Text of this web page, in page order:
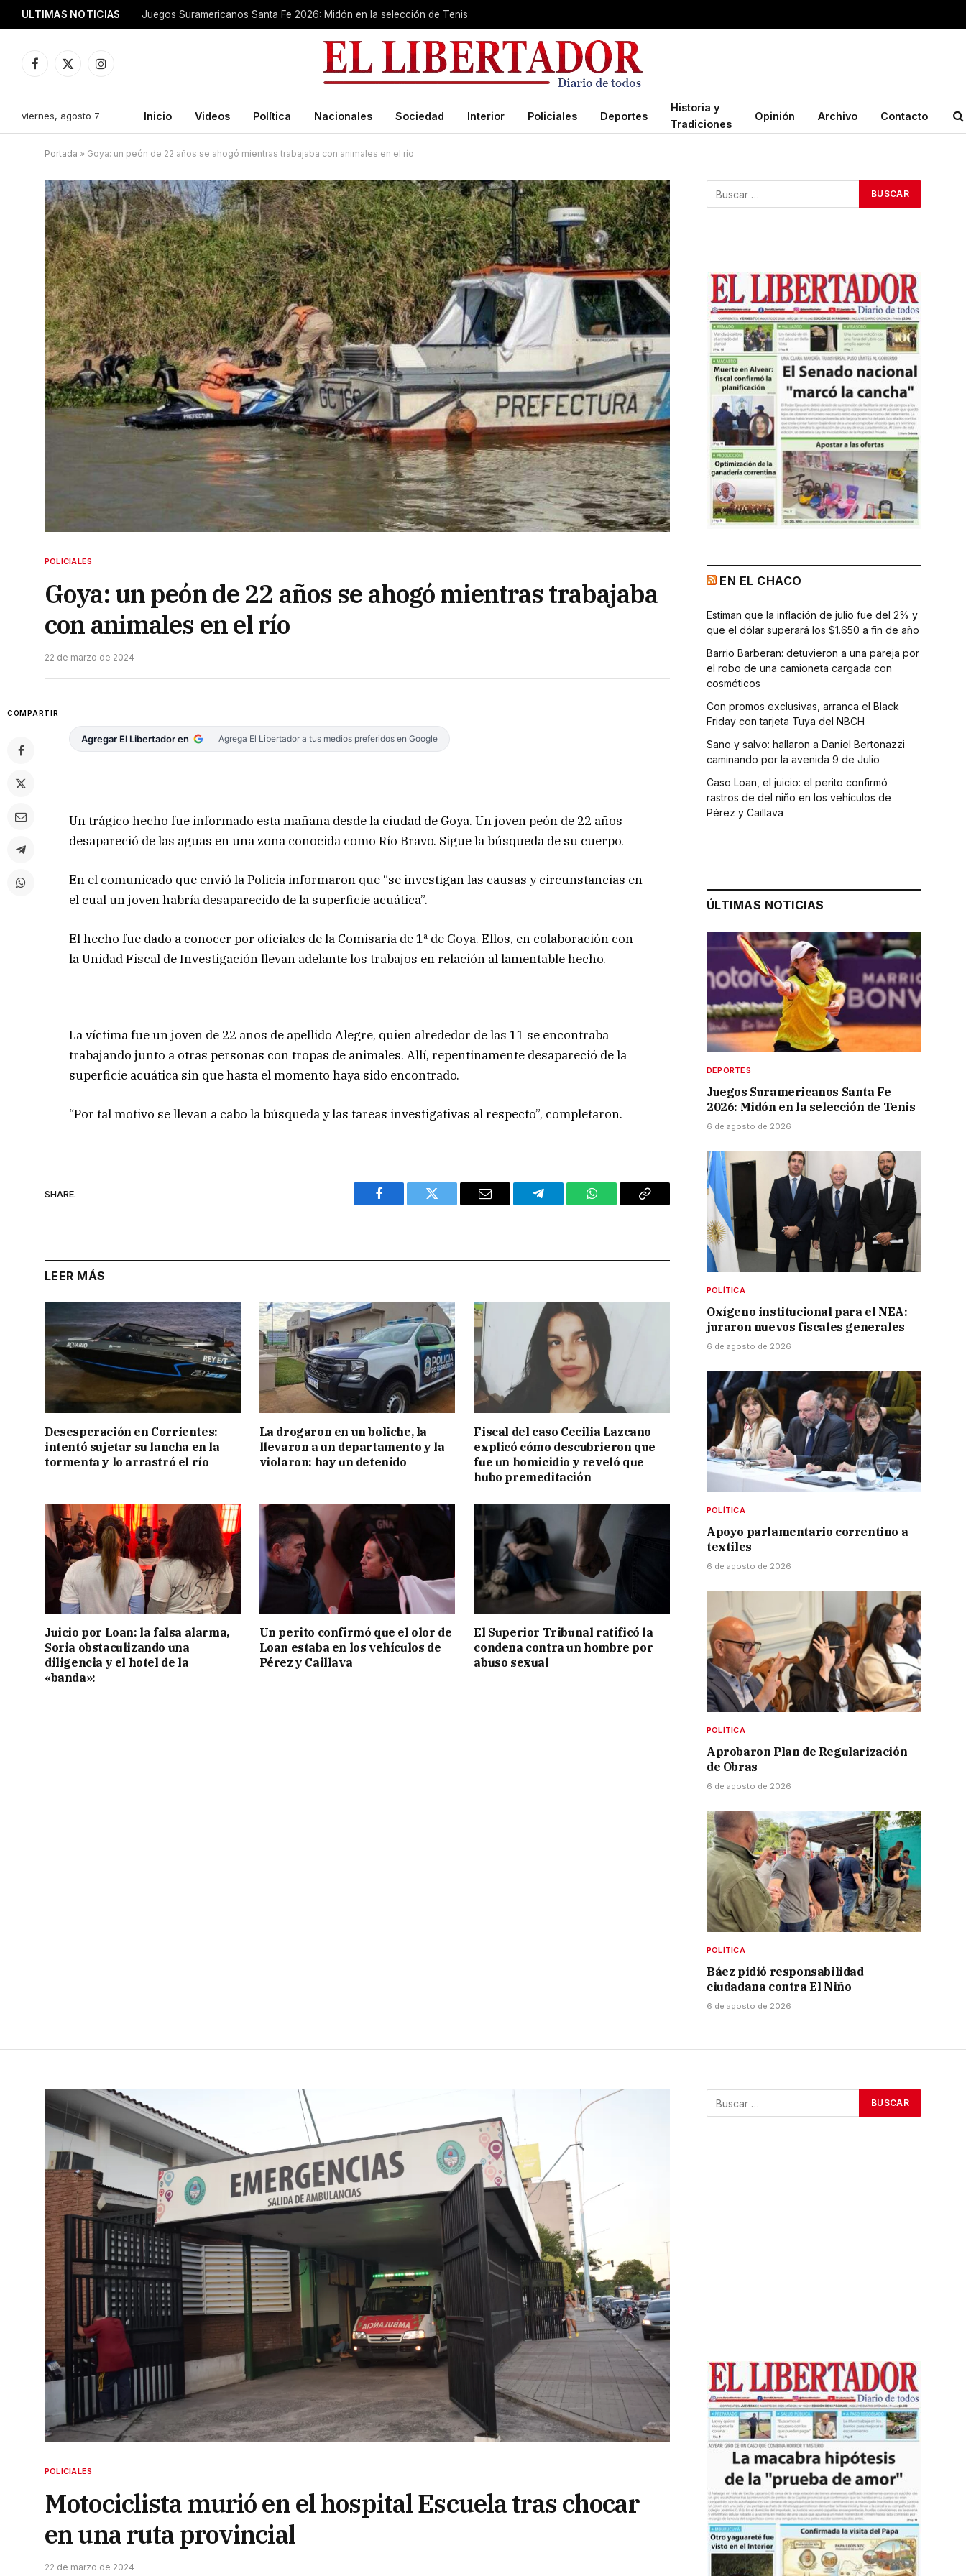
ULTIMAS NOTICIAS Juegos Suramericanos Santa Fe 2026: Midón en la selección de Tenis
Facebook
X
Instagram
viernes, agosto 7 Inicio Videos Política Nacionales Sociedad Interior Policiales Deportes
Historia y
Tradiciones
Opinión Archivo Contacto
Portada » Goya: un peón de 22 años se ahogó mientras trabajaba con animales en el río
POLICIALES
Goya: un peón de 22 años se ahogó mientras trabajaba
con animales en el río
22 de marzo de 2024
COMPARTIR
Agregar El Libertador en Agrega El Libertador a tus medios preferidos en Google
Un trágico hecho fue informado esta mañana desde la ciudad de Goya. Un joven peón de 22 años
desapareció de las aguas en una zona conocida como Río Bravo. Sigue la búsqueda de su cuerpo.
En el comunicado que envió la Policía informaron que “se investigan las causas y circunstancias en
el cual un joven habría desaparecido de la superficie acuática”.
El hecho fue dado a conocer por oficiales de la Comisaria de 1ª de Goya. Ellos, en colaboración con
la Unidad Fiscal de Investigación llevan adelante los trabajos en relación al lamentable hecho.
La víctima fue un joven de 22 años de apellido Alegre, quien alrededor de las 11 se encontraba
trabajando junto a otras personas con tropas de animales. Allí, repentinamente desapareció de la
superficie acuática sin que hasta el momento haya sido encontrado.
“Por tal motivo se llevan a cabo la búsqueda y las tareas investigativas al respecto”, completaron.
SHARE.
Facebook Twitter Email Telegram WhatsAppCopy
LEER MÁS
Desesperación en Corrientes:
intentó sujetar su lancha en la
tormenta y lo arrastró el río
La drogaron en un boliche, la
llevaron a un departamento y la
violaron: hay un detenido
Fiscal del caso Cecilia Lazcano
explicó cómo descubrieron que
fue un homicidio y reveló que
hubo premeditación
Juicio por Loan: la falsa alarma,
Soria obstaculizando una
diligencia y el hotel de la
«banda»:
Un perito confirmó que el olor de
Loan estaba en los vehículos de
Pérez y Caillava
El Superior Tribunal ratificó la
condena contra un hombre por
abuso sexual
EN EL CHACO
Estiman que la inflación de julio fue del 2% y
que el dólar superará los $1.650 a fin de año
Barrio Barberan: detuvieron a una pareja por
el robo de una camioneta cargada con
cosméticos
Con promos exclusivas, arranca el Black
Friday con tarjeta Tuya del NBCH
Sano y salvo: hallaron a Daniel Bertonazzi
caminando por la avenida 9 de Julio
Caso Loan, el juicio: el perito confirmó
rastros de del niño en los vehículos de
Pérez y Caillava
ÚLTIMAS NOTICIAS
DEPORTES
Juegos Suramericanos Santa Fe
2026: Midón en la selección de Tenis
6 de agosto de 2026
POLÍTICA
Oxígeno institucional para el NEA:
juraron nuevos fiscales generales
6 de agosto de 2026
POLÍTICA
Apoyo parlamentario correntino a
textiles
6 de agosto de 2026
POLÍTICA
Aprobaron Plan de Regularización
de Obras
6 de agosto de 2026
POLÍTICA
Báez pidió responsabilidad
ciudadana contra El Niño
6 de agosto de 2026
POLICIALES
Motociclista murió en el hospital Escuela tras chocar
en una ruta provincial
22 de marzo de 2024